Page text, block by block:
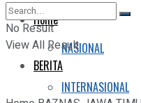
BERITA
NASIONAL
INTERNASIONAL
Home
BERITA
No Result
View All Result